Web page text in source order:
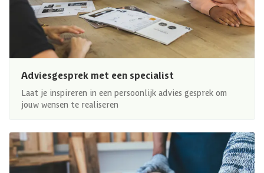
Adviesgesprek met een specialist
Laat je inspireren in een persoonlijk advies gesprek om
jouw wensen te realiseren